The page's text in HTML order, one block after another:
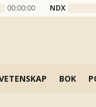
00:00:00 NDX
BOK